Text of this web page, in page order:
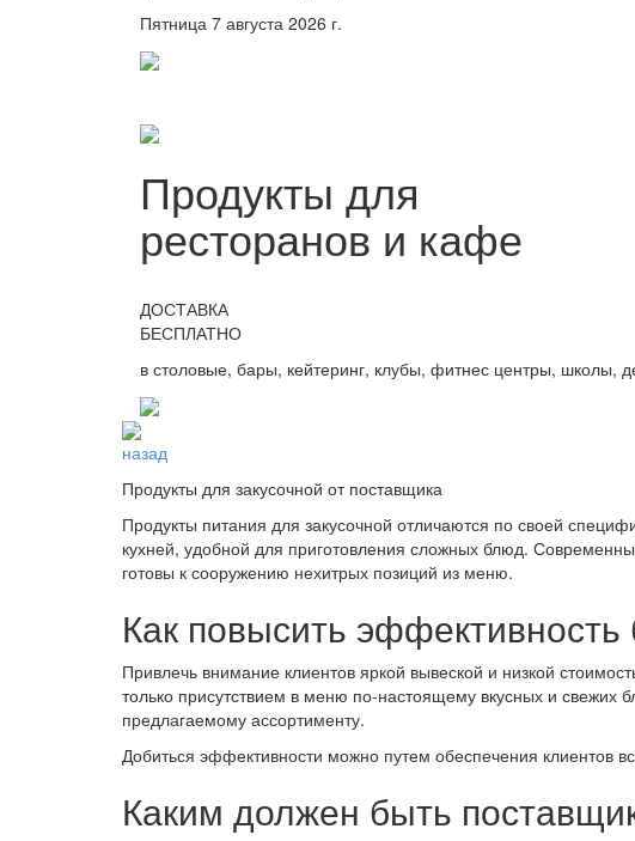
Пятница 7 августа 2026 г.
Продукты для
ресторанов и кафе
ДОСТАВКА
БЕСПЛАТНО
в столовые, бары, кейтеринг, клубы, фитнес центры, школы,
назад
Продукты для закусочной от поставщика
Продукты питания для закусочной отличаются по своей
кухней, удобной для приготовления сложных блюд.
готовы к сооружению нехитрых позиций из меню.
Как повысить эффективность
Привлечь внимание клиентов яркой вывеской и низкой
только присутствием в меню по-настоящему вкусных и свежих
предлагаемому ассортименту.
Добиться эффективности можно путем обеспечения клиентов
Каким должен быть